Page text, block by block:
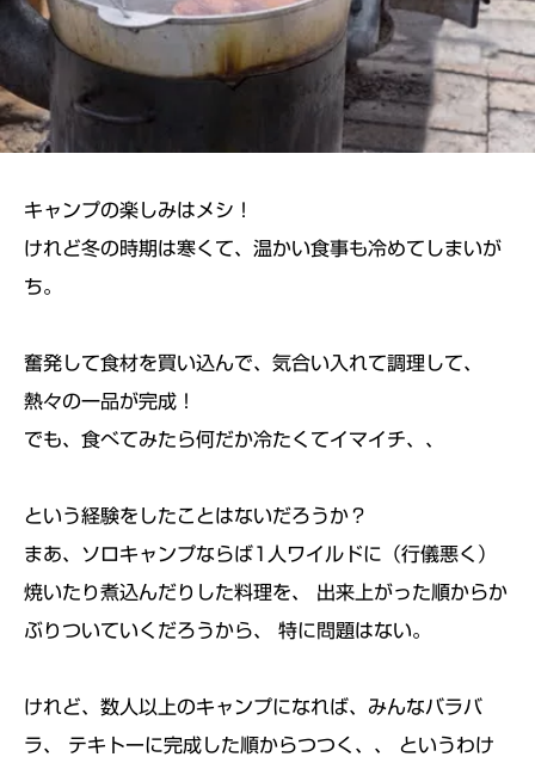
キャンプの楽しみはメシ！
けれど冬の時期は寒くて、温かい食事も冷めてしまいが
ち。
奮発して食材を買い込んで、気合い入れて調理して、
熱々の一品が完成！
でも、食べてみたら何だか冷たくてイマイチ、、
という経験をしたことはないだろうか？
まあ、ソロキャンプならば1人ワイルドに（行儀悪く）
焼いたり煮込んだりした料理を、 出来上がった順からか
ぶりついていくだろうから、 特に問題はない。
けれど、数人以上のキャンプになれば、みんなバラバ
ラ、 テキトーに完成した順からつつく、、 というわけ